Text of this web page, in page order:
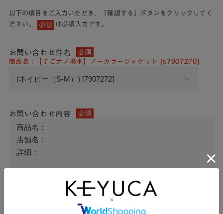
以下の項目をご入力いただき、「確認する」ボタンをクリックしてく
ださい。
必須 は必須入力です。
お問い合わせ件名 必須
商品名 : 【すごナノ撥水】ノーカラージャケット [s7907270]
お問い合わせ内容 必須